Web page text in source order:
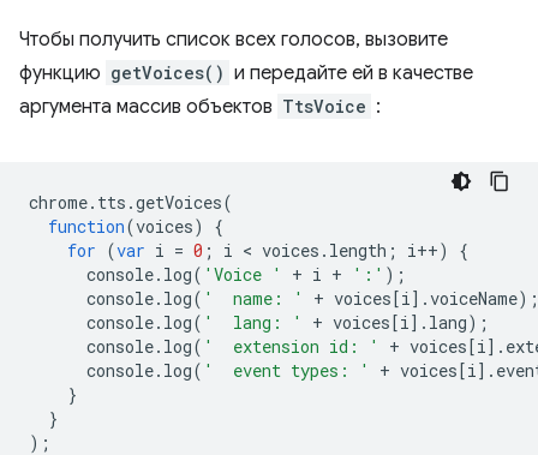
Чтобы получить список всех голосов, вызовите
функцию getVoices() и передайте ей в качестве
аргумента массив объектов TtsVoice :
chrome. tts .getVoices(
function(voices)
{
for (var i = 0 ; i < voices . length ; i++)
{
console. log( 'Voice ' + i + ':' );
console. log( '  name: ' + voices[i].voiceName);
console. log( '  lang: ' + voices[i]. lang);
console. log( '  extension id: ' + voices[i].
console. log( '  event types: ' + voices[i].
}
}
);